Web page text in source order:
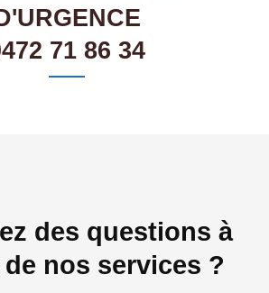
71 86 34
des questions à
nos services ?